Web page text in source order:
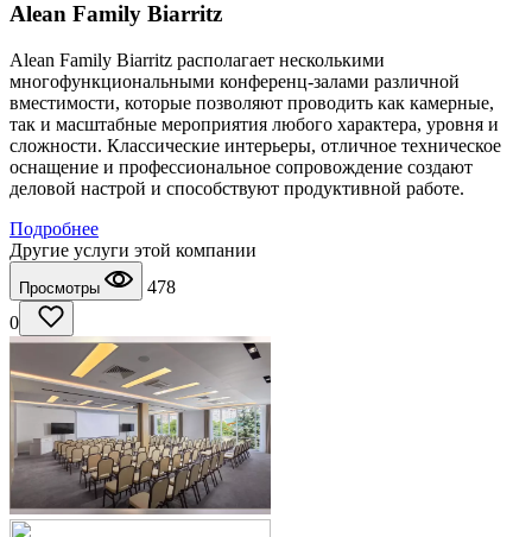
Alean Family Biarritz
Alean Family Biarritz располагает несколькими
многофункциональными конференц-залами различной
вместимости, которые позволяют проводить как камерные,
так и масштабные мероприятия любого характера, уровня и
сложности. Классические интерьеры, отличное техническое
оснащение и профессиональное сопровождение создают
деловой настрой и способствуют продуктивной работе.
Подробнее
Другие услуги этой компании
Просмотры
478
0